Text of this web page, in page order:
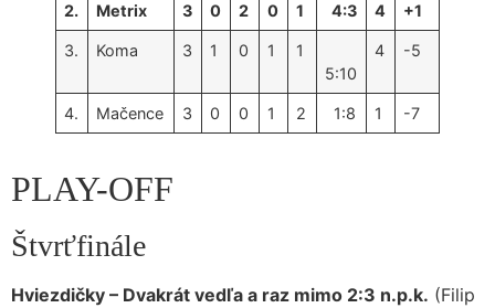
2. Metrix 3 0 2 0 1 4:3 4 +1
3. Koma 3 1 0 1
1
5:10
4 -5
4. Mačence 3 0 0 1 2 1:8 1 -7
PLAY-OFF
Štvrťfinále
Hviezdičky – Dvakrát vedľa a raz mimo 2:3 n.p.k. (Filip